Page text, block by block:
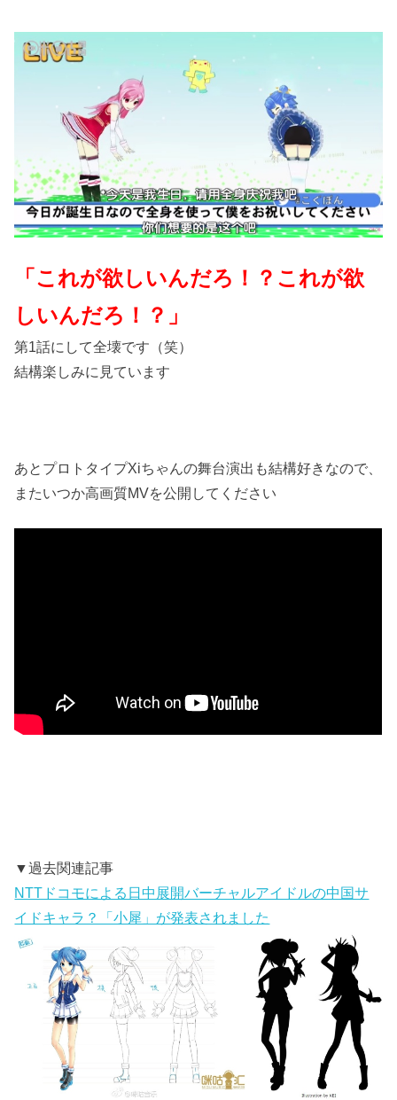
「これが欲しいんだろ！？これが欲
しいんだろ！？」
第1話にして全壊です（笑）
結構楽しみに見ています
あとプロトタイプXiちゃんの舞台演出も結構好きなので、
またいつか高画質MVを公開してください
▼過去関連記事
NTTドコモによる日中展開バーチャルアイドルの中国サ
イドキャラ？「小犀」が発表されました